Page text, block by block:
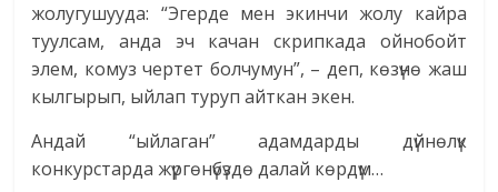
жолугушууда: “Эгерде мен экинчи жолу кайра
туулсам, анда эч качан скрипкада ойнобойт
элем, комуз чертет болчумун”, – деп, көзүнө жаш
кылгырып, ыйлап туруп айткан экен.
Андай “ыйлаган” адамдарды дүйнөлүк
конкурстарда жүргөнүбүздө далай көрдүм…